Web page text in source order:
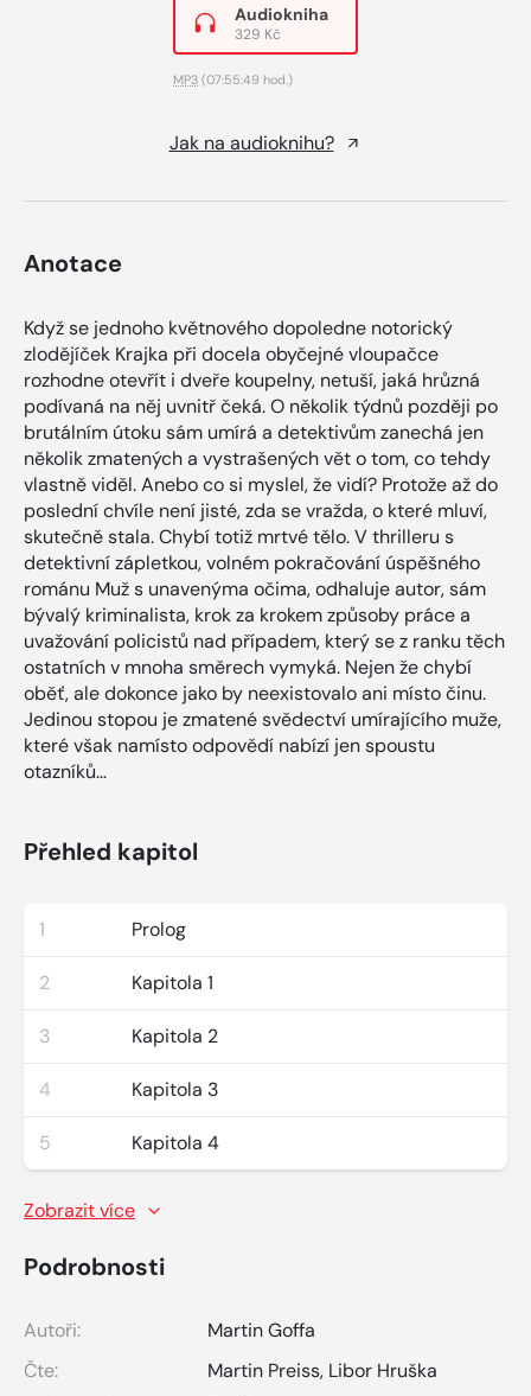
Audiokniha
329 Kč
MP3 (07:55:49 hod.)
Jak na audioknihu?
Anotace
Když se jednoho květnového dopoledne notorický
zlodějíček Krajka při docela obyčejné vloupačce
rozhodne otevřít i dveře koupelny, netuší, jaká hrůzná
podívaná na něj uvnitř čeká. O několik týdnů později po
brutálním útoku sám umírá a detektivům zanechá jen
několik zmatených a vystrašených vět o tom, co tehdy
vlastně viděl. Anebo co si myslel, že vidí? Protože až do
poslední chvíle není jisté, zda se vražda, o které mluví,
skutečně stala. Chybí totiž mrtvé tělo. V thrilleru s
detektivní zápletkou, volném pokračování úspěšného
románu Muž s unavenýma očima, odhaluje autor, sám
bývalý kriminalista, krok za krokem způsoby práce a
uvažování policistů nad případem, který se z ranku těch
ostatních v mnoha směrech vymyká. Nejen že chybí
oběť, ale dokonce jako by neexistovalo ani místo činu.
Jedinou stopou je zmatené svědectví umírajícího muže,
které však namísto odpovědí nabízí jen spoustu
otazníků…
Přehled kapitol
1 Prolog
2 Kapitola 1
3 Kapitola 2
4 Kapitola 3
5 Kapitola 4
Zobrazit více
Podrobnosti
Autoři:
Martin Goffa
Čte:
Martin Preiss, Libor Hruška